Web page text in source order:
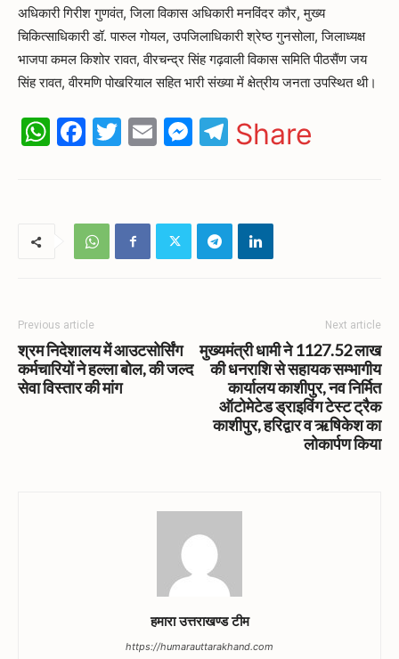
अधिकारी गिरीश गुणवंत, जिला विकास अधिकारी मनविंदर कौर, मुख्य
चिकित्साधिकारी डॉ. पारुल गोयल, उपजिलाधिकारी श्रेष्ठ गुनसोला, जिलाध्यक्ष
भाजपा कमल किशोर रावत, वीरचन्द्र सिंह गढ़वाली विकास समिति पीठसैंण जय
सिंह रावत, वीरमणि पोखरियाल सहित भारी संख्या में क्षेत्रीय जनता उपस्थित थी।
WhatsApp
Facebook
Twitter
EmailMessenger
Telegram
Share
Previous article
श्रम निदेशालय में आउटसोर्सिंग
कर्मचारियों ने हल्ला बोल, की जल्द
सेवा विस्तार की मांग
Next article
मुख्यमंत्री धामी ने 1127.52 लाख
की धनराशि से सहायक सम्भागीय
कार्यालय काशीपुर, नव निर्मित
ऑटोमेटेड ड्राइविंग टेस्ट ट्रैक
काशीपुर, हरिद्वार व ऋषिकेश का
लोकार्पण किया
हमारा उत्तराखण्ड टीम
https://humarauttarakhand.com